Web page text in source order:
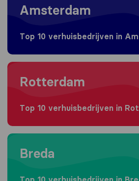
Amsterdam
Top 10 verhuisbedrijven in
Moving to Rotterdam
Rotterdam
Top 10 verhuisbedrijven in
Moving to Breda
Breda